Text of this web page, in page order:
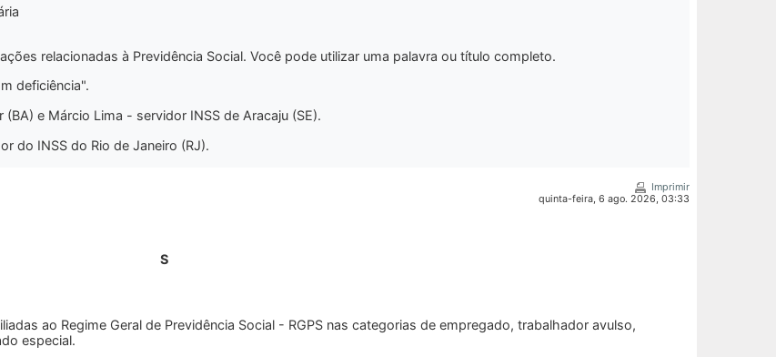
relacionadas à Previdência Social. Você pode utilizar uma palavra ou título completo.
deficiência".
e Márcio Lima - servidor INSS de Aracaju (SE).
do INSS do Rio de Janeiro (RJ).
Imprimir
quinta-feira, 6 ago. 2026, 03:33
S
ao Regime Geral de Previdência Social - RGPS nas categorias de empregado, trabalhador avulso,
especial.